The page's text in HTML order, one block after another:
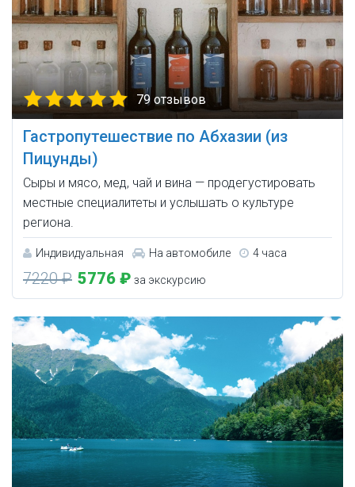
79 отзывов
Гастропутешествие по Абхазии (из
Пицунды)
Сыры и мясо, мед, чай и вина — продегустировать
местные специалитеты и услышать о культуре
региона.
Индивидуальная На автомобиле 4 часа
7220 ₽ 5776 ₽ за экскурсию